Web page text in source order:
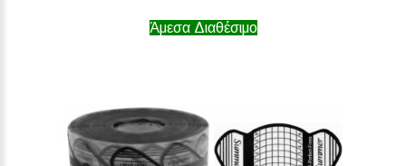
Άμεσα Διαθέσιμο